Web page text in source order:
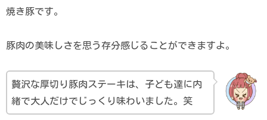
焼き豚です。
豚肉の美味しさを思う存分感じることができますよ。
贅沢な厚切り豚肉ステーキは、子ども達に内
緒で大人だけでじっくり味わいました。笑